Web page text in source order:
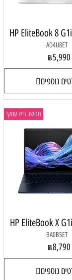
HP EliteBook 8
AD4U8ET
₪5,990
נוספים
מחשב נייד עסקי
HP EliteBook X
BA0B5ET
₪8,790
נוספים